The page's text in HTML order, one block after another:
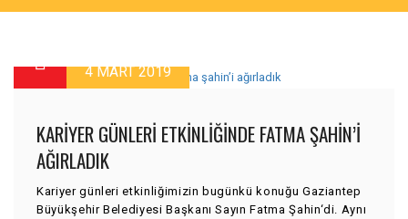
4 MART 2019
KARIYER GÜNLERI ETKINLIĞINDE FATMA ŞAHIN’I
AĞIRLADIK
Kariyer günleri etkinliğimizin bugünkü konuğu Gaziantep
Büyükşehir Belediyesi Başkanı Sayın Fatma Şahin‘di. Aynı